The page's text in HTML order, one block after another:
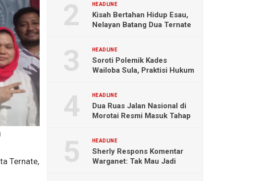
Ternate,
HEADLINE
Kisah Bertahan Hidup Esau,
Nelayan Batang Dua Ternate
HEADLINE
Soroti Polemik Kades
Wailoba Sula, Praktisi Hukum
HEADLINE
Dua Ruas Jalan Nasional di
Morotai Resmi Masuk Tahap
HEADLINE
Sherly Respons Komentar
Warganet: Tak Mau Jadi